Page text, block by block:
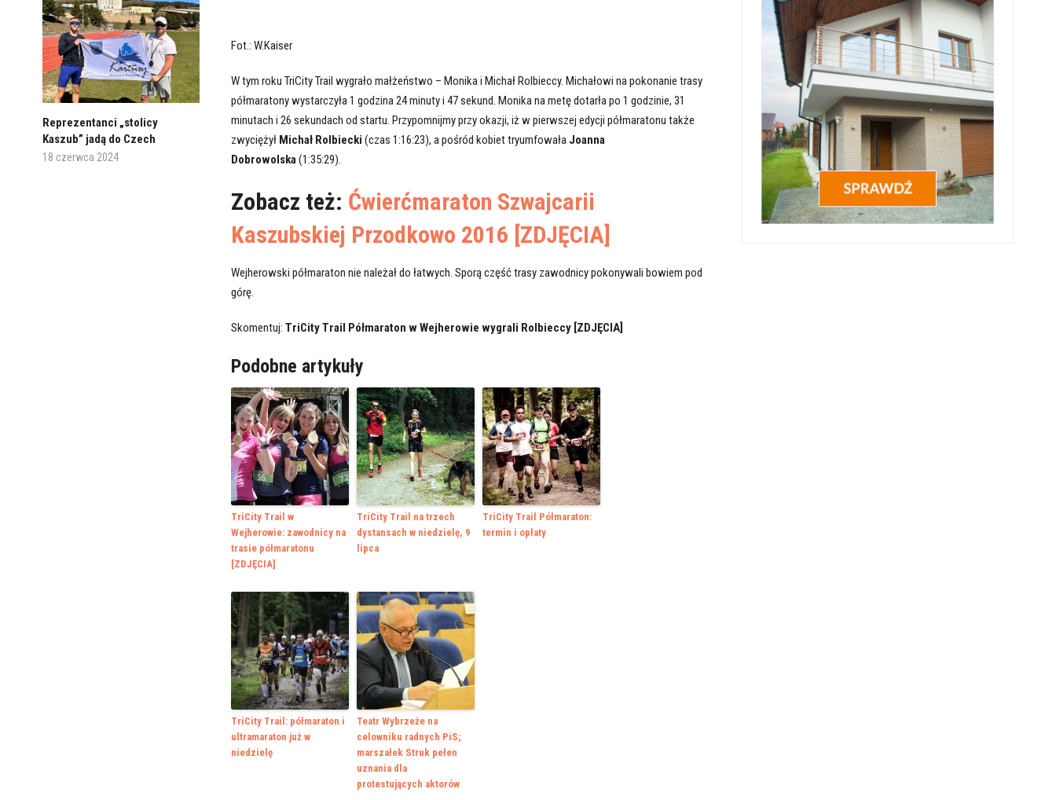
Reprezentanci „stolicy
Kaszub” jadą do Czech
18 czerwca 2024
Fot.: W.Kaiser
W tym roku TriCity Trail wygrało małżeństwo – Monika i Michał Rolbieccy. Michałowi na pokonanie trasy
półmaratony wystarczyła 1 godzina 24 minuty i 47 sekund. Monika na metę dotarła po 1 godzinie, 31
minutach i 26 sekundach od startu. Przypomnijmy przy okazji, iż w pierwszej edycji półmaratonu także
zwyciężył Michał Rolbiecki (czas 1:16:23), a pośród kobiet tryumfowała Joanna
Dobrowolska(1:35:29).
Zobacz też: Ćwierćmaraton Szwajcarii
Kaszubskiej Przodkowo 2016 [ZDJĘCIA]
Wejherowski półmaraton nie należał do łatwych. Sporą część trasy zawodnicy pokonywali bowiem pod
górę.
Skomentuj: TriCity Trail Półmaraton w Wejherowie wygrali Rolbieccy [ZDJĘCIA]
Podobne artykuły
TriCity Trail w
Wejherowie: zawodnicy na
trasie półmaratonu
[ZDJĘCIA]
TriCity Trail na trzech
dystansach w niedzielę, 9
lipca
TriCity Trail Półmaraton:
termin i opłaty
TriCity Trail: półmaraton i
ultramaraton już w
niedzielę
Teatr Wybrzeże na
celowniku radnych PiS;
marszałek Struk pełen
uznania dla
protestujących aktorów